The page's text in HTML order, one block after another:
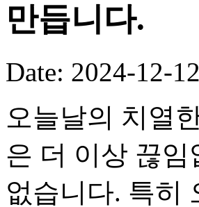
만듭니다.
Date: 2024-12-12
오늘날의 치열
은 더 이상 끊
없습니다. 특히